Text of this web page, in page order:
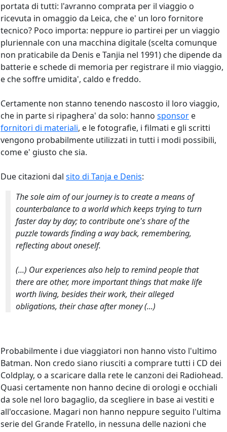
portata di tutti: l'avranno comprata per il viaggio o
ricevuta in omaggio da Leica, che e' un loro fornitore
tecnico? Poco importa: neppure io partirei per un viaggio
pluriennale con una macchina digitale (scelta comunque
non praticabile da Denis e Tanjia nel 1991) che dipende da
batterie e schede di memoria per registrare il mio viaggio,
e che soffre umidita', caldo e freddo.
Certamente non stanno tenendo nascosto il loro viaggio,
che in parte si ripaghera' da solo: hanno sponsor e
fornitori di materiali, e le fotografie, i filmati e gli scritti
vengono probabilmente utilizzati in tutti i modi possibili,
come e' giusto che sia.
Due citazioni dal sito di Tanja e Denis:
The sole aim of our journey is to create a means of
counterbalance to a world which keeps trying to turn
faster day by day; to contribute one's share of the
puzzle towards finding a way back, remembering,
reflecting about oneself.
(...) Our experiences also help to remind people that
there are other, more important things that make life
worth living, besides their work, their alleged
obligations, their chase after money (...)
Probabilmente i due viaggiatori non hanno visto l'ultimo
Batman. Non credo siano riusciti a comprare tutti i CD dei
Coldplay, o a scaricare dalla rete le canzoni dei Radiohead.
Quasi certamente non hanno decine di orologi e occhiali
da sole nel loro bagaglio, da scegliere in base ai vestiti e
all'occasione. Magari non hanno neppure seguito l'ultima
serie del Grande Fratello, in nessuna delle nazioni che